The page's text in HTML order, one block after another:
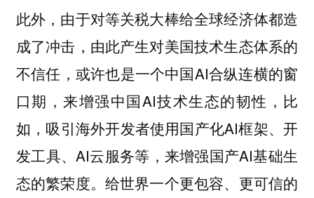
此外，由于对等关税大棒给全球经济体都造
成了冲击，由此产生对美国技术生态体系的
不信任，或许也是一个中国AI合纵连横的窗
口期，来增强中国AI技术生态的韧性，比
如，吸引海外开发者使用国产化AI框架、开
发工具、AI云服务等，来增强国产AI基础生
态的繁荣度。给世界一个更包容、更可信的